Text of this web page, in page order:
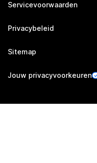
Servicevoorwaarden
Privacybeleid
Sitemap
Jouw privacyvoorkeuren